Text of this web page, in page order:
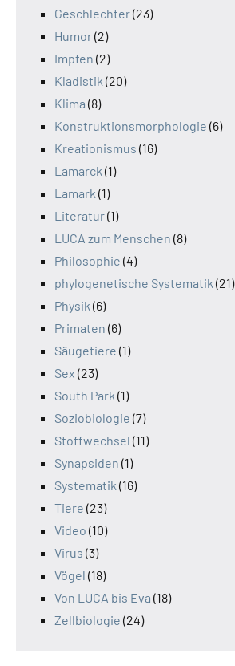
Geschlechter(23)
Humor(2)
Impfen (2)
Kladistik (20)
Klima (8)
Konstruktionsmorphologie (6)
Kreationismus (16)
Lamarck (1)
Lamark (1)
Literatur(1)
LUCA zum Menschen (8)
Philosophie (4)
phylogenetische Systematik (21)
Physik (6)
Primaten (6)
Säugetiere (1)
Sex (23)
South Park (1)
Soziobiologie (7)
Stoffwechsel (11)
Synapsiden (1)
Systematik (16)
Tiere (23)
Video (10)
Virus (3)
Vögel (18)
Von LUCA bis Eva (18)
Zellbiologie (24)